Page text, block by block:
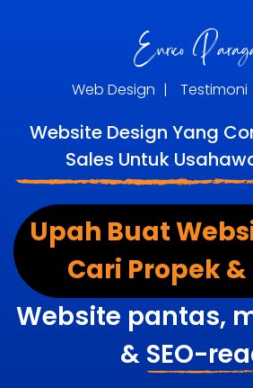
Web Design | Testimoni
Website Design Yang
Sales Untuk
Upah Buat
Cari Propek
Website pantas,
& SEO-